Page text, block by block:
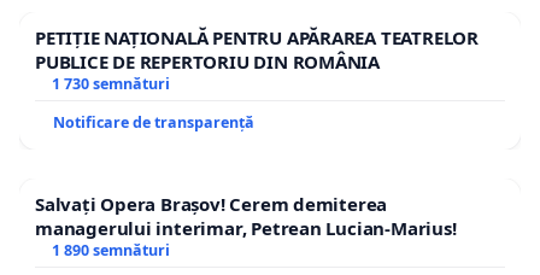
PETIȚIE NAȚIONALĂ PENTRU APĂRAREA TEATRELOR
PUBLICE DE REPERTORIU DIN ROMÂNIA
1 730 semnături
Notificare de transparență
Salvați Opera Brașov! Cerem demiterea
managerului interimar, Petrean Lucian-Marius!
1 890 semnături